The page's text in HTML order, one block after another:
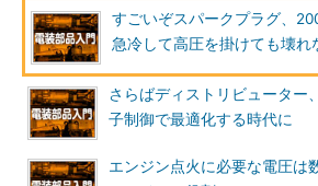
すごいぞスパークプラグ、
急冷して高圧を掛けても壊れ
さらばディストリビューター
子制御で最適化する時代に
エンジン点火に必要な電圧は